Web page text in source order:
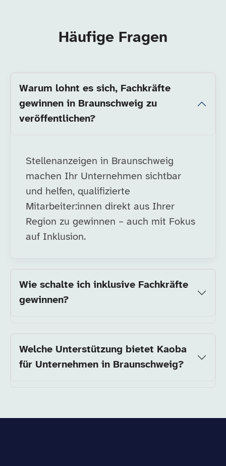
Häufige Fragen
Warum lohnt es sich, Fachkräfte
gewinnen in Braunschweig zu
veröffentlichen?
Stellenanzeigen in Braunschweig
machen Ihr Unternehmen sichtbar
und helfen, qualifizierte
Mitarbeiter:innen direkt aus Ihrer
Region zu gewinnen – auch mit Fokus
auf Inklusion.
Wie schalte ich inklusive Fachkräfte
gewinnen?
Welche Unterstützung bietet Kaoba
für Unternehmen in Braunschweig?